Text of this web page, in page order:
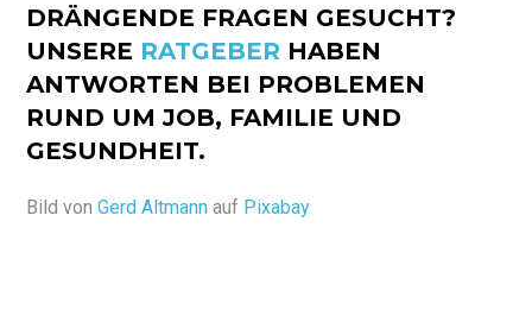
DRÄNGENDE FRAGEN GESUCHT?
UNSERE RATGEBER HABEN
ANTWORTEN BEI PROBLEMEN
RUND UM JOB, FAMILIE UND
GESUNDHEIT.
Bild vonGerd Altmann auf Pixabay